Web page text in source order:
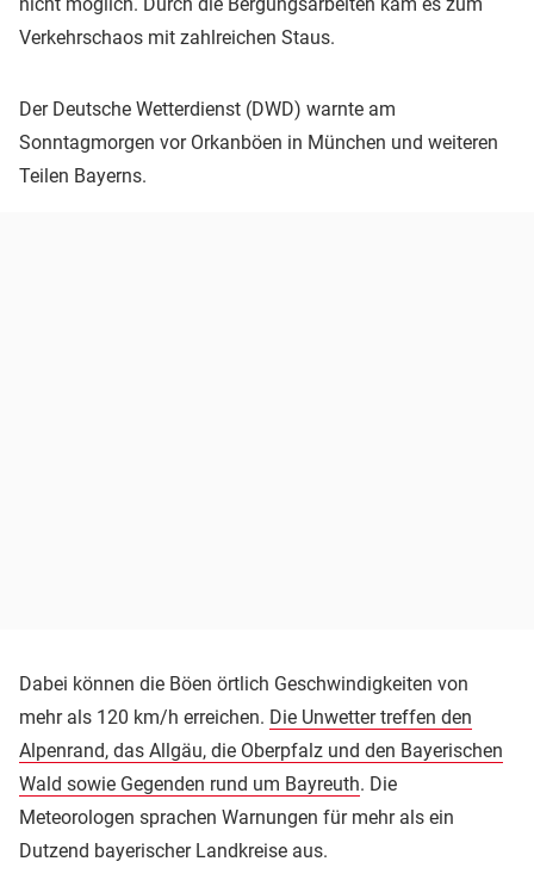
nicht möglich. Durch die Bergungsarbeiten kam es zum
Verkehrschaos mit zahlreichen Staus.
Der Deutsche Wetterdienst (DWD) warnte am
Sonntagmorgen vor Orkanböen in München und weiteren
Teilen Bayerns.
Dabei können die Böen örtlich Geschwindigkeiten von
mehr als 120 km/h erreichen. Die Unwetter treffen den
Alpenrand, das Allgäu, die Oberpfalz und den Bayerischen
Wald sowie Gegenden rund um Bayreuth. Die
Meteorologen sprachen Warnungen für mehr als ein
Dutzend bayerischer Landkreise aus.